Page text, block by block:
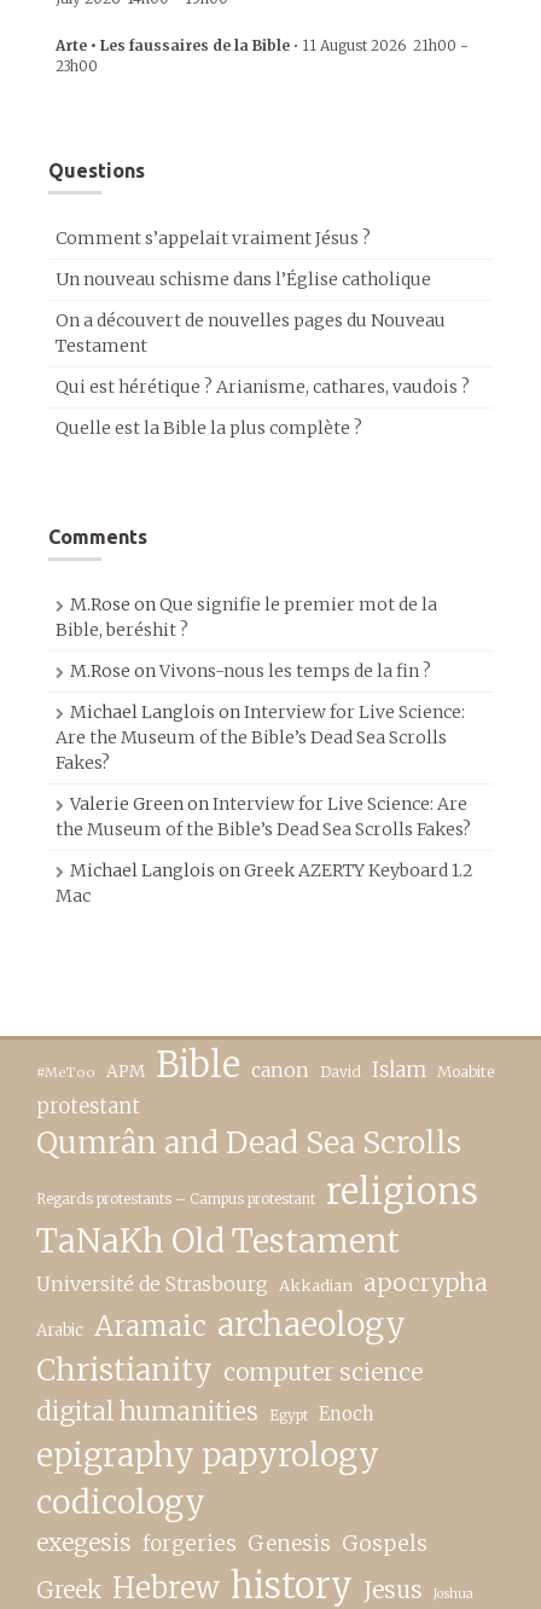
Arte • Les faussaires de la Bible • 11 August 2026 21h00 -
23h00
Questions
Comment s’appelait vraiment Jésus ?
Un nouveau schisme dans l’Église catholique
On a découvert de nouvelles pages du Nouveau
Testament
Qui est hérétique ? Arianisme, cathares, vaudois ?
Quelle est la Bible la plus complète ?
Comments
M.Rose onQue signifie le premier mot de la
Bible, beréshit ?
M.Rose onVivons-nous les temps de la fin ?
Michael Langlois onInterview for Live Science:
Are the Museum of the Bible’s Dead Sea Scrolls
Fakes?
Valerie GreenonInterview for Live Science: Are
the Museum of the Bible’s Dead Sea Scrolls Fakes?
Michael Langlois onGreek AZERTY Keyboard 1.2
Mac
#MeToo APM Bible canon David Islam Moabite
protestant
Qumrân and Dead Sea Scrolls
Regards protestants – Campus protestant religions
TaNaKh Old Testament
Université de Strasbourg Akkadian apocrypha
Arabic Aramaic archaeology
Christianity computer science
digital humanities Egypt Enoch
epigraphy papyrology
codicology
exegesis forgeries Genesis Gospels
Greek Hebrew history Jesus Joshua